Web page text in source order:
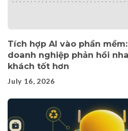
Tích hợp AI vào phần
doanh nghiệp phản hồi
khách tốt hơn
July 16, 2026